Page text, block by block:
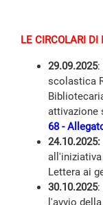
LE CIRCOLARI
29.09.2025:
scolastica
attivazione
68-
24.10.2025:
Lettera ai
30.10.2025:
l'avvio